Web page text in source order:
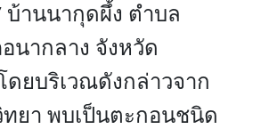
านนากุดผึ้ง ตำบล
นากลาง จังหวัด
ดยบริเวณดังกล่าวจาก
ยา พบเป็นตะกอนชนิด